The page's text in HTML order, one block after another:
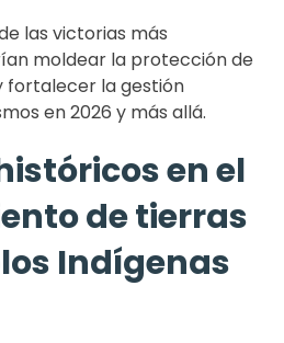
las victorias más
moldear la protección de
fortalecer la gestión
en 2026 y más allá.
en el
de tierras
Indígenas